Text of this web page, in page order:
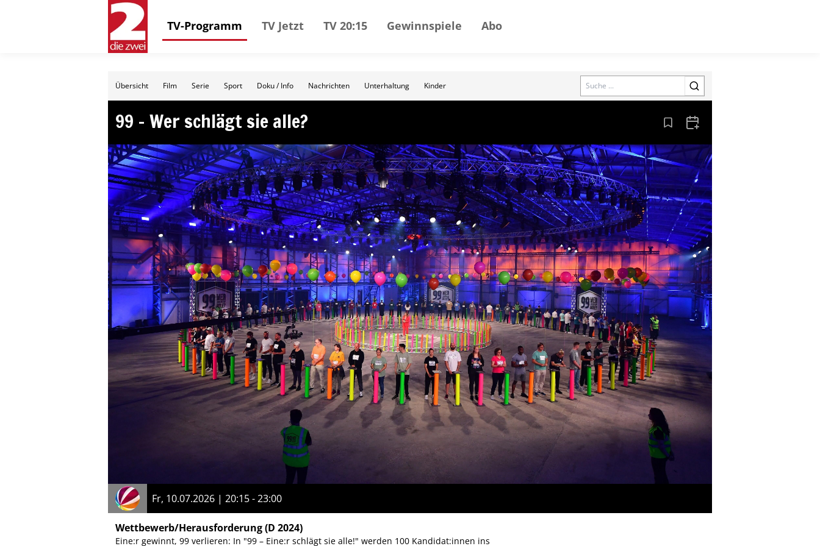
TV-Programm TV Jetzt TV 20:15 Gewinnspiele Abo
Übersicht Film Serie Sport Doku / Info Nachrichten Unterhaltung Kinder Search
99 – Wer schlägt sie alle? Aus den Lesezeichen entfernen
Zum Kalender hinzufügen
Fr, 10.07.2026 | 20:15 - 23:00
Wettbewerb/Herausforderung(D 2024)
Eine:r gewinnt, 99 verlieren: In "99 – Eine:r schlägt sie alle!" werden 100 Kandidat:innen ins